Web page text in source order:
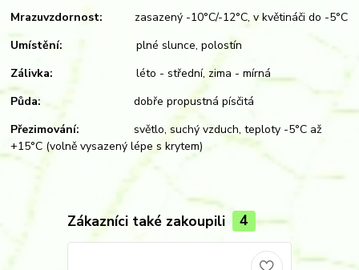
Mrazuvzdornost: zasazený -10°C/-12°C, v květináči do -5°C
Umístění:plné slunce, polostín
Zálivka:léto - střední, zima - mírná
Půda:dobře propustná písčitá
Přezimování: světlo, suchý vzduch, teploty -5°C až
+15°C (volně vysazený lépe s krytem)
Zákazníci také zakoupili 4
Novinka